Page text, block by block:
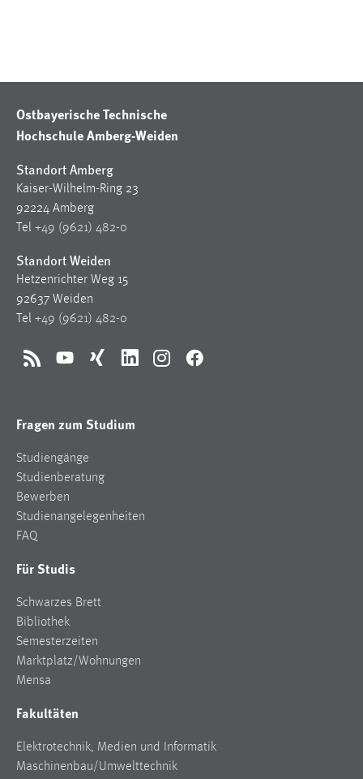
Ostbayerische Technische
Hochschule Amberg-Weiden
Standort Amberg
Kaiser-Wilhelm-Ring 23
92224 Amberg
Tel +49 (9621) 482-0
Standort Weiden
Hetzenrichter Weg 15
92637 Weiden
Tel +49 (9621) 482-0
RSS YouTubeXing LinkedInInstagramFacebook
Fragen zum Studium
Studiengänge
Studienberatung
Bewerben
Studienangelegenheiten
FAQ
Für Studis
Schwarzes Brett
Bibliothek
Semesterzeiten
Marktplatz/Wohnungen
Mensa
Fakultäten
Elektrotechnik, Medien und Informatik
Maschinenbau/Umwelttechnik
Um Inhalte von Videoplattformen und Social Media
externen Medien Cookies gesetzt.
YouTube
Vimeo